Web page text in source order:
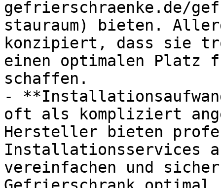
gefrierschraenke.de/
stauraum) bieten.
konzipiert, dass sie
einen optimalen Platz
schaffen.
-
oft als kompliziert
Hersteller bieten
Installationsservices
vereinfachen und